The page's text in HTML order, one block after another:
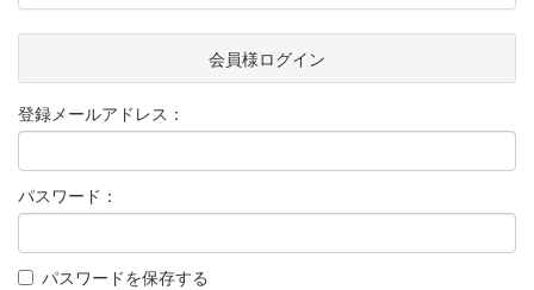
会員様ログイン
登録メールアドレス：
パスワード：
パスワードを保存する